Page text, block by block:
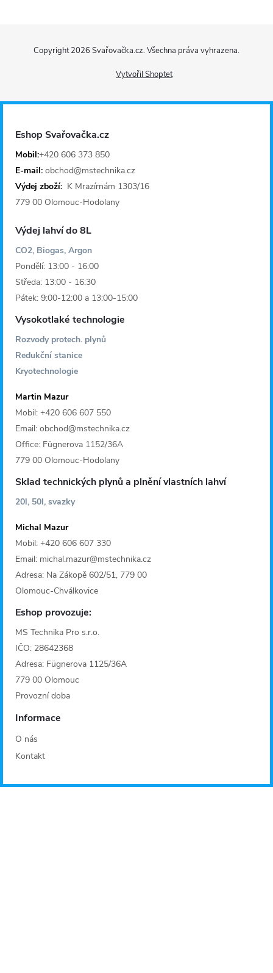
p
Vytvořil Shoptet
Copyright 2026 Svařovačka.cz. Všechna práva vyhrazena.
Eshop Svařovačka.cz
Mobil:+420 606 373 850
E-mail: obchod@mstechnika.cz
Výdej zboží: K Mrazírnám 1303/16
779 00 Olomouc-Hodolany
Výdej lahví do 8L
CO2, Biogas, Argon
Pondělí: 13:00 - 16:00
Středa: 13:00 - 16:30
Pátek: 9:00-12:00 a 13:00-15:00
Vysokotlaké technologie
Rozvody protech. plynů
Redukční stanice
Kryotechnologie
Martin Mazur
Mobil: +420 606 607 550
Email: obchod@mstechnika.cz
Office: Fügnerova 1152/36A
779 00 Olomouc-Hodolany
Sklad technických plynů a plnění vlastních lahví
20l, 50l, svazky
Michal Mazur
Mobil: +420 606 607 330
Email: michal.mazur@mstechnika.cz
Adresa: Na Zákopě 602/51, 779 00
Olomouc-Chválkovice
Eshop provozuje:
MS Technika Pro s.r.o.
IČO: 28642368
Adresa: Fügnerova 1125/36A
779 00 Olomouc
Provozní doba
Informace
O nás
Kontakt